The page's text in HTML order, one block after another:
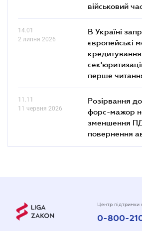
військовий
14.01
2 липня 2026
В Україні
європейські
перше
11.11
11 червня 2026
Розірвання
форс-мажор
зменшення
повернення
Центр підтримки
0-800-